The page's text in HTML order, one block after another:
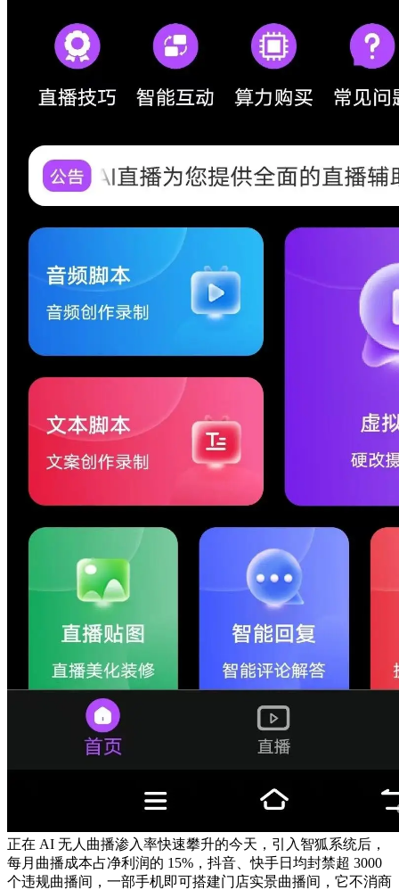
正在 AI 无人曲播渗入率快速攀升的今天，引入智狐系统后，
每月曲播成本占净利润的 15%，抖音、快手日均封禁超 3000
个违规曲播间，一部手机即可搭建门店实景曲播间，它不消商